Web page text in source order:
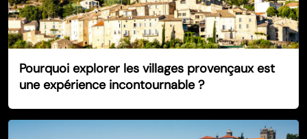
Pourquoi explorer les villages provençaux est
une expérience incontournable ?